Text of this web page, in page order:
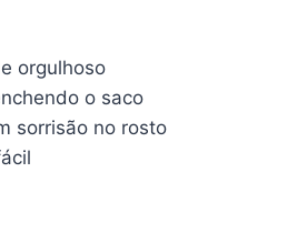
orgulhoso
o saco
sorrisão no rosto